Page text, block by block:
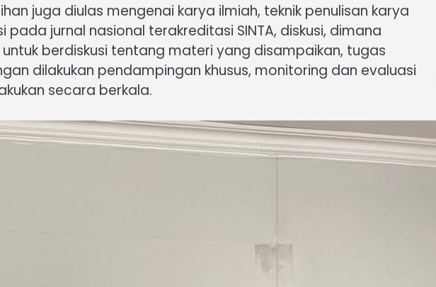
juga diulas mengenai karya ilmiah, teknik penulisan karya
pada jurnal nasional terakreditasi SINTA, diskusi, dimana
berdiskusi tentang materi yang disampaikan, tugas
dilakukan pendampingan khusus, monitoring dan evaluasi
secara berkala.